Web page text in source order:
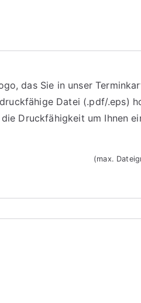
das Sie in unser
Datei (.pdf/.eps)
Druckfähigkeit um Ihnen
(max.